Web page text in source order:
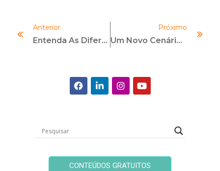
Anterior
Entenda As Diferenças Entre FATCA E CRS
Próximo
Um Novo Cenário Para O Compliance
CONTEÚDOS GRATUITOS